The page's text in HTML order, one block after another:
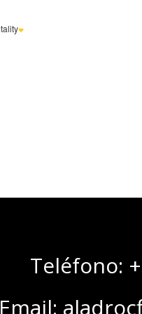
Teléfono:
Email: